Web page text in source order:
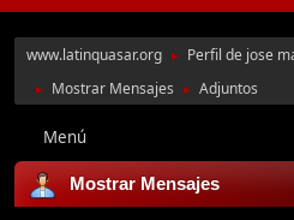
www.latinquasar.org ► Perfil de jose
► Mostrar Mensajes ► Adjuntos
Menú
Mostrar Mensajes